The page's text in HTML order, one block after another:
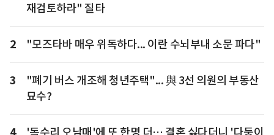
재검토하라" 질타
2 "모즈타바 매우 위독하다... 이란 수뇌부내 소문 파다"
3
"폐기 버스 개조해 청년주택"... 與 3선 의원의 부동산
묘수?
4
'독수리 오남매'에 또 한명 더… 결혼 싫다더니 '다둥이